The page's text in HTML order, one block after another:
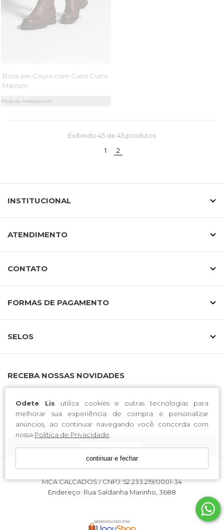
Odete Lis utiliza cookies e outras tecnologias para
melhorar sua experiência de compra e personalizar
anúncios, ao continuar navegando você concorda com
nossa Política de Privacidade
continuar e fechar
Bota em Couro com Cano Curto
Marrom
Produto Indisponível
Exibindo 45 de 45 produtos
1
2(current)
INSTITUCIONAL
ATENDIMENTO
CONTATO
FORMAS DE PAGAMENTO
SELOS
RECEBA NOSSAS NOVIDADES
CADASTRE-SE
MCA CALCADOS / CNPJ: 52.233.219/0001-34
Endereço: Rua Saldanha Marinho, 3688